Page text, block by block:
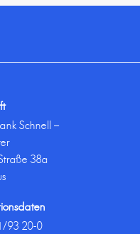
Schnell –
38a
93 20-0